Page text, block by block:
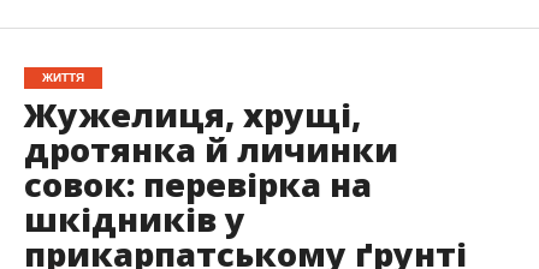
ЖИТТЯ
Жужелиця, хрущі,
дротянка й личинки
совок: перевірка на
шкідників у
прикарпатському ґрунті